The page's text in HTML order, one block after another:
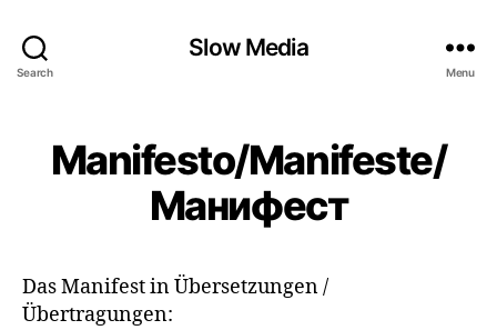
Search
Slow Media
Menu
Manifesto/Manifeste/
Манифест
Das Manifest in Übersetzungen /
Übertragungen: